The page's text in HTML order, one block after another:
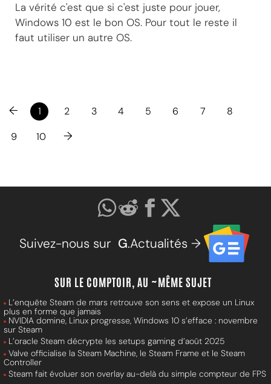
La vérité c'est que si c'est juste pour jouer,
Windows 10 est le bon OS. Pour tout le reste il
faut utiliser un autre OS.
← 1 2 3 4 5 6 7
8
9
10 →
Suivez-nous sur G.Actualités →
SUR LE COMPTOIR, AU ~MÊME SUJET
L’enquête Steam de mars retrouve son sens et expose un Linux
plus en forme que jamais
NVIDIA domine, Linux progresse, Windows 10 s’efface : novembre
sur Steam
L’oracle Steam décrypte les setups gaming d’août 2025
Valve officialise la Steam Machine, le Steam Frame et le Steam
Controller
Steam fait évoluer son overlay au-delà du simple compteur de FPS